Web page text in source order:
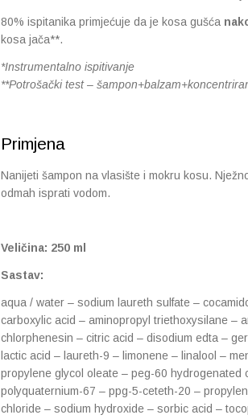
80% ispitanika primjećuje da je kosa gušća
kosa jača**.
*Instrumentalno ispitivanje
**Potrošački test –
Primjena
Nanijeti šampon na vlasište i mokru kosu.
odmah isprati vodom.
Veličina: 250 ml
Sastav:
aqua / water – sodium laureth sulfate –
carboxylic acid – aminopropyl triethoxysilane –
chlorphenesin – citric acid – disodium edta –
lactic acid – laureth-9 – limonene – linalool –
propylene glycol oleate – peg-60
polyquaternium-67 – ppg-5-ceteth-20 –
chloride – sodium hydroxide – sorbic acid –